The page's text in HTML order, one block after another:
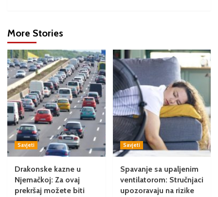
More Stories
Savjeti
Drakonske kazne u
Njemačkoj: Za ovaj
prekršaj možete biti
Savjeti
Spavanje sa upaljenim
ventilatorom: Stručnjaci
upozoravaju na rizike